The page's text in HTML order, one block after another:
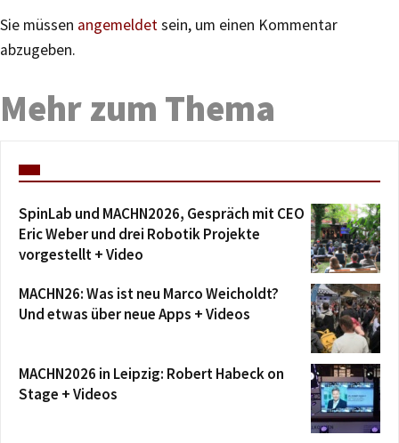
Sie müssen angemeldetsein, um einen Kommentar
abzugeben.
Mehr zum Thema
SpinLab und MACHN2026, Gespräch mit CEO
Eric Weber und drei Robotik Projekte
vorgestellt + Video
MACHN26: Was ist neu Marco Weicholdt?
Und etwas über neue Apps + Videos
MACHN2026 in Leipzig: Robert Habeck on
Stage + Videos